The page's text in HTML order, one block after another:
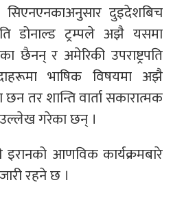
सिएनएनकाअनुसार दुइदेशबिच
डोनाल्ड ट्रम्पले अझै यसमा
छैनन् र अमेरिकी उपराष्ट्रपति
भाषिक विषयमा अझै
तर शान्ति वार्ता सकारात्मक
उल्लेख गरेका छन् ।
इरानको आणविक कार्यक्रमबारे
रहने छ ।